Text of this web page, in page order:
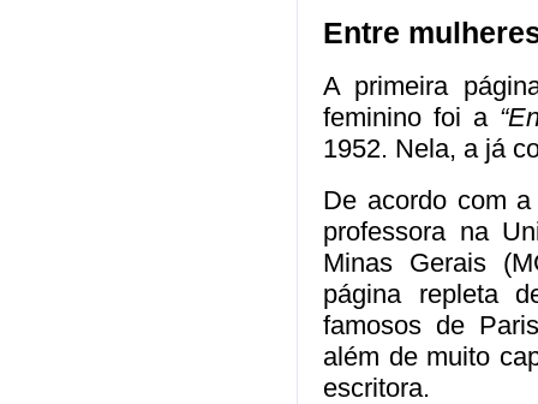
Entre
A primeira
feminino foi a
1952. Nela, a já
De acordo com
professora na
Minas Gerais
página repleta
famosos de
além de muito
escritora.